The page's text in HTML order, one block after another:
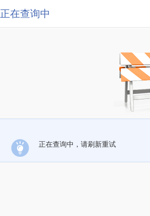
正在查询中
正在查询中，请刷新重试